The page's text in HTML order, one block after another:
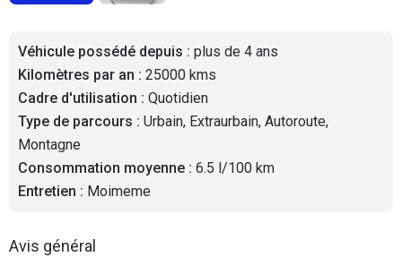
Flottes
Auto
Services
Forum
Véhicule possédé depuis : plus de 4 ans
Kilomètres par an : 25000 kms
Cadre d'utilisation : Quotidien
Type de parcours : Urbain, Extraurbain, Autoroute,
Montagne
Consommation moyenne : 6.5 l/100 km
Entretien : Moimeme
Avis général